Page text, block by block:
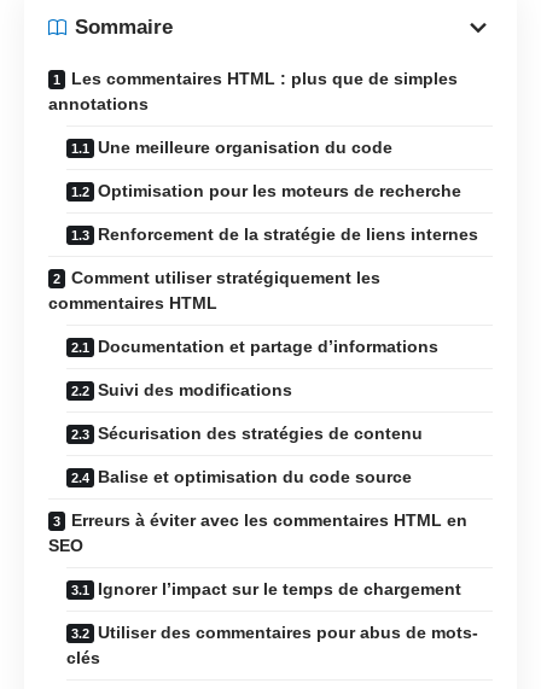
Sommaire
Les commentaires HTML : plus que de simples
annotations
Une meilleure organisation du code
Optimisation pour les moteurs de recherche
Renforcement de la stratégie de liens internes
Comment utiliser stratégiquement les
commentaires HTML
Documentation et partage d’informations
Suivi des modifications
Sécurisation des stratégies de contenu
Balise et optimisation du code source
Erreurs à éviter avec les commentaires HTML en
SEO
Ignorer l’impact sur le temps de chargement
Utiliser des commentaires pour abus de mots-
clés